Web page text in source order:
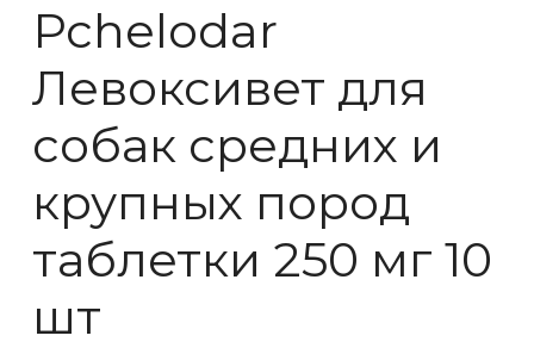
Pchelodar
Левоксивет для
собак средних и
крупных пород
таблетки 250 мг 10
шт